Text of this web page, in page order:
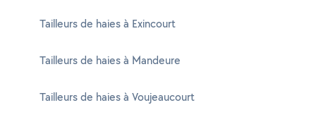
Tailleurs de haies à Exincourt
Tailleurs de haies à Mandeure
Tailleurs de haies à Voujeaucourt